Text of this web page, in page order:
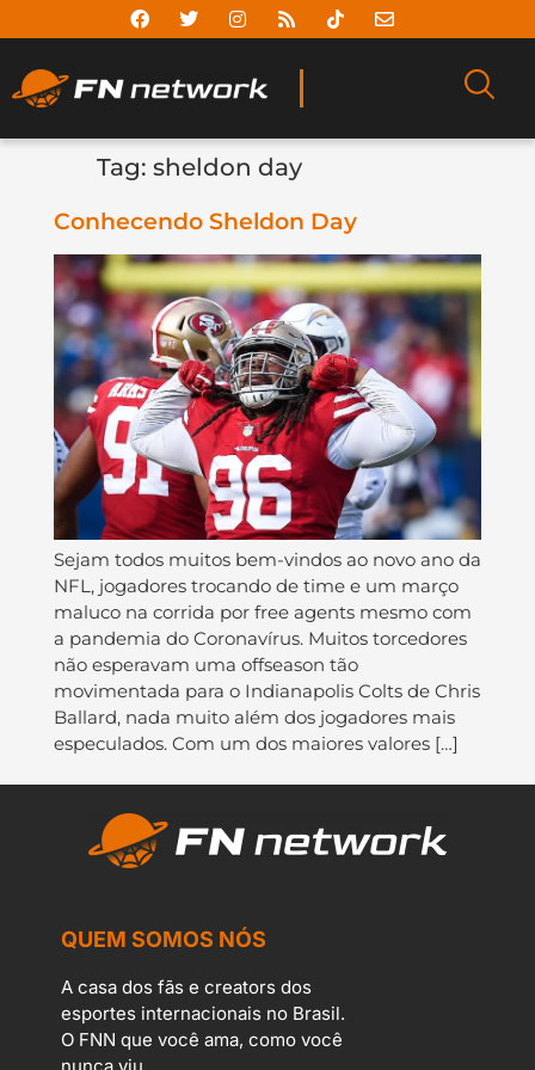
Tag: sheldon day
Conhecendo Sheldon Day
Sejam todos muitos bem-vindos ao novo ano da
NFL, jogadores trocando de time e um março
maluco na corrida por free agents mesmo com
a pandemia do Coronavírus. Muitos torcedores
não esperavam uma offseason tão
movimentada para o Indianapolis Colts de Chris
Ballard, nada muito além dos jogadores mais
especulados. Com um dos maiores valores […]
QUEM SOMOS NÓS
A casa dos fãs e creators dos
esportes internacionais no Brasil.
O FNN que você ama, como você
nunca viu.